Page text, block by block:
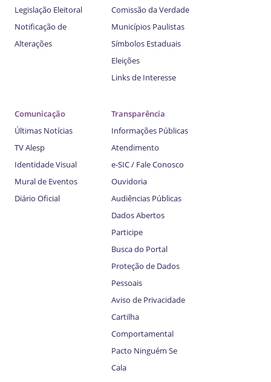
Legislação Eleitoral
Notificação de
Alterações
Comissão da Verdade
Municípios Paulistas
Símbolos Estaduais
Eleições
Links de Interesse
Comunicação
Últimas Notícias
TV Alesp
Identidade Visual
Mural de Eventos
Diário Oficial
Transparência
Informações Públicas
Atendimento
e-SIC / Fale Conosco
Ouvidoria
Audiências Públicas
Dados Abertos
Participe
Busca do Portal
Proteção de Dados
Pessoais
Aviso de Privacidade
Cartilha
Comportamental
Pacto Ninguém Se
Cala